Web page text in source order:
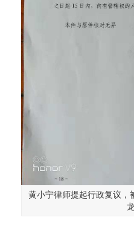
黄小宁律师提起行政复议